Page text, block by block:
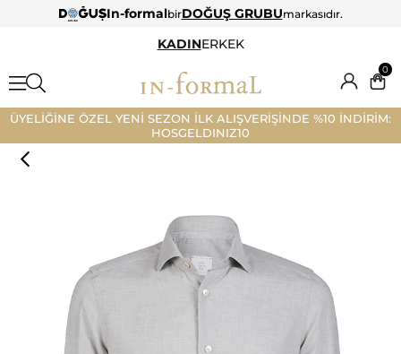
In-formalbirDOĞUŞ GRUBUmarkasıdır.
KADINERKEK
0
ÜYELİĞİNE ÖZEL YENİ SEZON İLK ALIŞVERİŞİNDE %10 İNDİRİM:
HOSGELDINIZ10